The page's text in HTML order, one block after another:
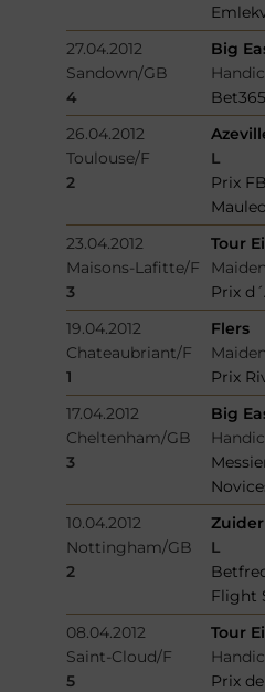
27.04.2012
Big
Sandown/GB
4
26.04.2012
Toulouse/F
L
2
Prix
23.04.2012
Tour
Maisons-Lafitte/F
Maiden
3
Prix
19.04.2012
Flers
Chateaubriant/F
Maiden
1
Prix
17.04.2012
Big
Cheltenham/GB
3
10.04.2012
Nottingham/GB
L
2
Flight
08.04.2012
Tour
Saint-Cloud/F
5
Prix